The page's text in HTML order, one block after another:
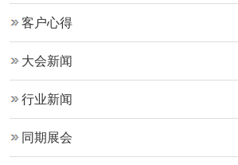
客户心得
大会新闻
行业新闻
同期展会